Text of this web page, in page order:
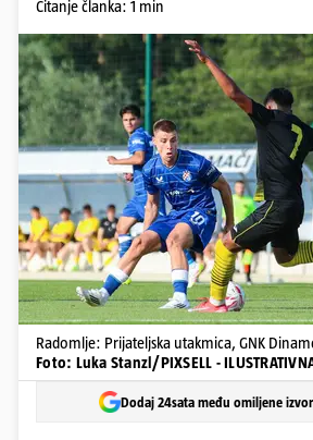
Čitanje članka: 1 min
Radomlje: Prijateljska utakmica, GNK
Foto: Luka Stanzl/PIXSELL -
Dodaj 24sata među omiljene